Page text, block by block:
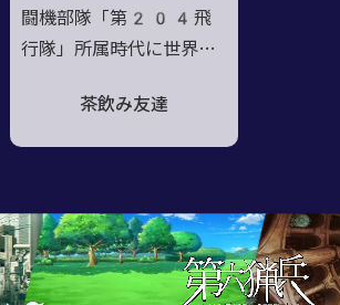
闘機部隊「第204飛
行隊」所属時代に世界を
トに出逢う。更には猟兵
への覚醒、そして切られ
「危険」を意味する「エ
ックス」の名で未開領域
の偵察任務に従事してい
茶飲み友達